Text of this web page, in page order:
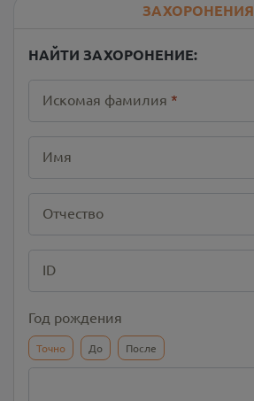
ЗАХОРОНЕНИЯ
НАЙТИ ЗАХОРОНЕНИЕ:
Искомая фамилия *
Имя
Отчество
ID
Год рождения
Точно До После